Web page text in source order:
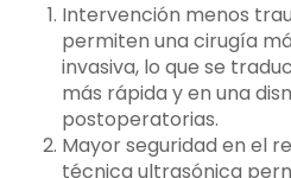
Intervención menos
permiten una cirugía
invasiva, lo que se
más rápida y en una
postoperatorias.
Mayor seguridad en el
técnica ultrasónica